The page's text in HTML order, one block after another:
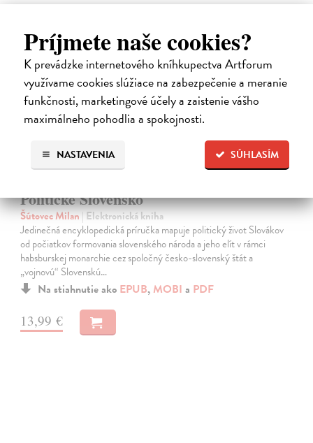
Príjmete naše cookies?
K prevádzke internetového kníhkupectva Artforum
využívame cookies slúžiace na zabezpečenie a meranie
funkčnosti, marketingové účely a zaistenie vášho
maximálneho pohodlia a spokojnosti.
SÚHLASÍM
NASTAVENIA
E-KNIHA
Politické Slovensko
Šútovec Milan| Elektronická kniha
Jedinečná encyklopedická príručka mapuje politický život Slovákov
od počiatkov formovania slovenského národa a jeho elít v rámci
habsburskej monarchie cez spoločný česko-slovenský štát a
„vojnovú“ Slovenskú…
Na stiahnutie ako EPUB, MOBI a PDF
13,99 €